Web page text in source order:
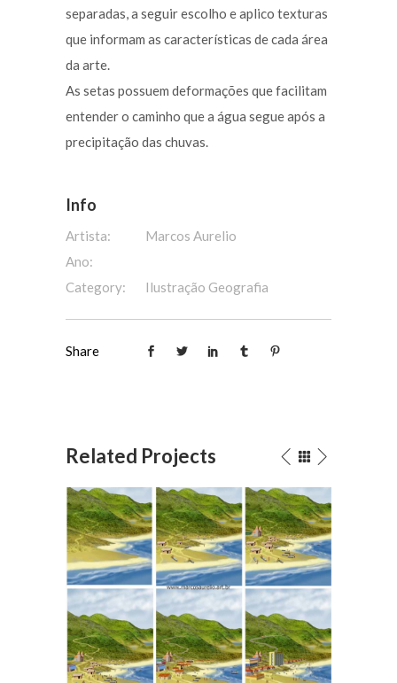
separadas, a seguir escolho e aplico texturas
que informam as características de cada área
da arte.
As setas possuem deformações que facilitam
entender o caminho que a água segue após a
precipitação das chuvas.
Info
Artista:
Marcos Aurelio
Ano:
Category:
Ilustração Geografia
Share
Related Projects
O ser humano alterando a
geografia 1
Ilustração Geografia